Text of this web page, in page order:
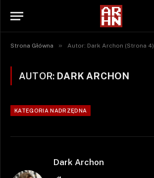
Strona Główna » Autor: Dark Archon (Strona 4)
AUTOR: DARK ARCHON
KATEGORIA NADRZĘDNA
Dark Archon